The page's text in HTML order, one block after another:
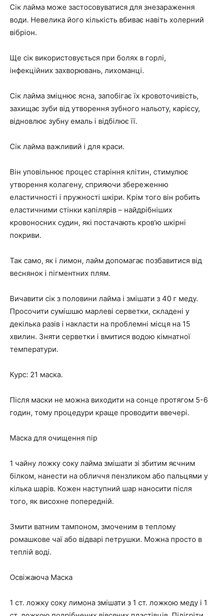
Сік лайма може застосовуватися для знезараження
води. Невелика його кількість вбиває навіть холерний
вібріон.
Ще сік використовується при болях в горлі,
інфекційних захворювань, лихоманці.
Сік лайма зміцнює ясна, запобігає їх кровоточивість,
захищає зуби від утворення зубного нальоту, карієсу,
відновлює зубну емаль і відбілює її.
Сік лайма важливий і для краси.
Він уповільнює процес старіння клітин, стимулює
утворення колагену, сприяючи збереженню
еластичності і пружності шкіри. Крім того він робить
еластичними стінки капілярів – найдрібніших
кровоносних судин, які постачають кров’ю шкірні
покриви.
Так само, як і лимон, лайм допомагає позбавитися від
веснянок і пігментних плям.
Вичавити сік з половини лайма і змішати з 40 г меду.
Просочити сумішшю марлеві серветки, складені у
декілька разів і накласти на проблемні місця на 15
хвилин. Зняти серветки і вмитися водою кімнатної
температури.
Курс: 21 маска.
Після маски не можна виходити на сонце протягом 5-6
годин, тому процедури краще проводити ввечері.
Маска для очищення пір
1 чайну ложку соку лайма змішати зі збитим яєчним
білком, нанести на обличчя пензликом або пальцями у
кілька шарів. Кожен наступний шар наносити після
того, як висохне попередній.
Змити ватним тампоном, змоченим в теплому
ромашкове чаї або відварі петрушки. Можна просто в
теплій воді.
Освіжаюча Маска
1 ст. ложку соку лимона змішати з 1 ст. ложкою меду і 1